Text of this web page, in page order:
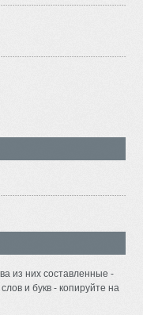
из них составленные -
и букв - копируйте на